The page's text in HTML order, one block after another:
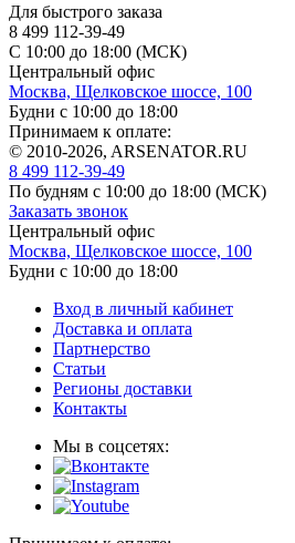
Для быстрого заказа
8 499 112-39-49
С 10:00 до 18:00 (МСК)
Центральный офис
Москва, Щелковское шоссе, 100
Будни с 10:00 до 18:00
Принимаем к оплате:
© 2010-2026, ARSENATOR.RU
8 499 112-39-49
По будням с 10:00 до 18:00 (МСК)
Заказать звонок
Центральный офис
Москва, Щелковское шоссе, 100
Будни с 10:00 до 18:00
Вход в личный кабинет
Доставка и оплата
Партнерство
Статьи
Регионы доставки
Контакты
Мы в соцсетях: